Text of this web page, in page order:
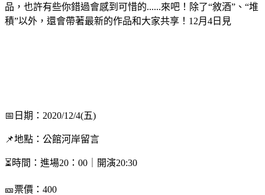
品，也許有些你錯過會感到可惜的......來吧！除了“敘酒”、“堆
積”以外，還會帶著最新的作品和大家共享！12月4日見
📅日期：2020/12/4(五)
📌地點：公館河岸留言
⏳時間：進場20：00｜開演20:30
🎫票價：400